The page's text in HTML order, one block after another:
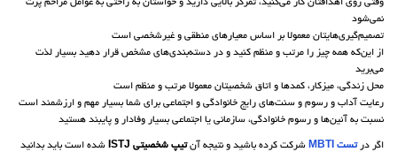
وقتی روی اهدافتان کار می‌کنید، تمرکز بالایی دارید و حواستان به راحتی به عوامل مزاحم پرت
نمی‌شود
تصمیم‌گیری‌هایتان معمولا بر اساس معیارهای منطقی و غیرشخصی است
از این‌که همه چیز را مرتب و منظم کنید و در دسته‌بندی‌های مشخص قرار دهید بسیار لذت
می‌برید
محل زندگی، میزکار، کمدها و اتاق شخصیتان معمولا مرتب و منظم است
رعایت آداب و رسوم و سنت‌های رایج خانوادگی و اجتماعی برای شما بسیار مهم و ارزشمند است
نسبت به آئین‌ها و رسوم خانوادگی، سازمانی یا اجتماعی بسیار وفادار و پایبند هستید
اگر در تست MBTI شرکت کرده باشید و نتیجه آنتیپ شخصیتی ISTJ
شده است باید بدانید